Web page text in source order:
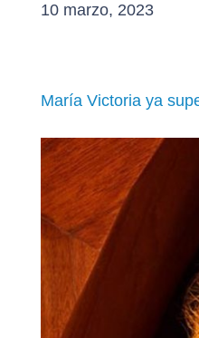
10 marzo, 2023
María Victoria ya